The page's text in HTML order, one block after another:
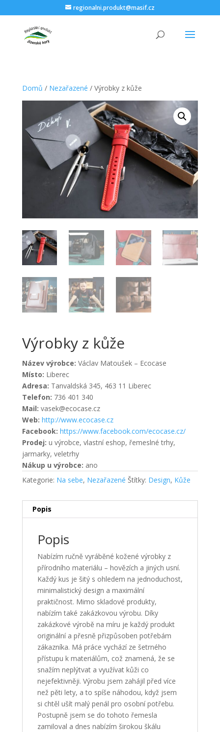
regionalni.produkt@masif.cz
Domů / Nezařazené / Výrobky z kůže
Výrobky z kůže
Název výrobce: Václav Matoušek – Ecocase
Místo: Liberec
Adresa: Tanvaldská 345, 463 11 Liberec
Telefon: 736 401 340
Mail: vasek@ecocase.cz
Web: http://www.ecocase.cz
Facebook: https://www.facebook.com/ecocase.cz/
Prodej: u výrobce, vlastní eshop, řemeslné trhy,
jarmarky, veletrhy
Nákup u výrobce: ano
Kategorie: Na sebe, Nezařazené Štítky: Design, Kůže
Popis
Popis
Nabízím ručně vyráběné kožené výrobky z
přírodního materiálu – hovězích a jiných usní.
Každý kus je šitý s ohledem na jednoduchost,
minimalistický design a maximální
praktičnost. Mimo skladové produkty,
nabízím také zakázkovou výrobu. Díky
zakázkové výrobě na míru je každý produkt
originální a přesně přizpůsoben potřebám
zákazníka. Má práce vychází ze šetrného
přístupu k materiálům, což znamená, že se
snažím neplýtvat a využívat kůži co
nejefektivněji. Výrobu jsem zahájil před více
než pěti lety, a to spíše náhodou, když jsem
si chtěl ušít malý penál pro osobní potřebu.
Postupně jsem se do tohoto řemesla
zamiloval a dnes nabízím širokou škálu